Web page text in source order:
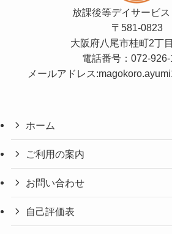
放課後等デイサービ
〒581-0823
大阪府八尾市桂町2丁
電話番号： 072-
メールアドレス
ホーム
ご利用の案内
お問い合わせ
自己評価表